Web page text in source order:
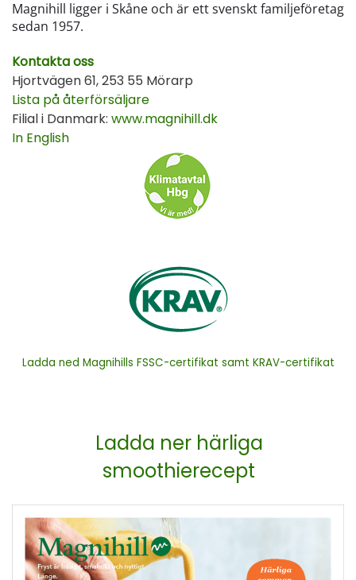
Magnihill ligger i Skåne och är ett svenskt familjeföretag
sedan 1957.
Kontakta oss
Hjortvägen 61, 253 55 Mörarp
Lista på återförsäljare
Filial i Danmark: www.magnihill.dk
In English
Ladda ned Magnihills FSSC-certifikat samt KRAV-certifikat
Ladda ner härliga
smoothierecept